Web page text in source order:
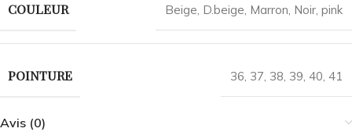
COULEUR Beige, D.beige, Marron, Noir, pink
POINTURE 36, 37, 38, 39, 40, 41
Avis (0)